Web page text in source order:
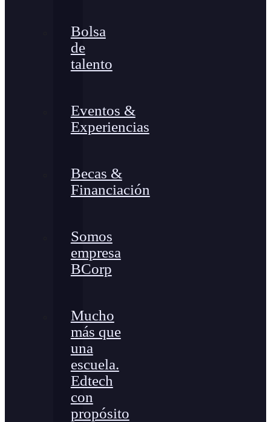
Bolsa
de
talento
Eventos &
Experiencias
Becas &
Financiación
Somos
empresa
BCorp
Mucho
más que
una
escuela.
Edtech
con
propósito